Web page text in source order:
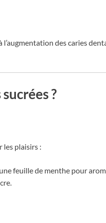
l’augmentation des caries
?
les plaisirs :
feuille de menthe pour